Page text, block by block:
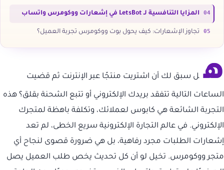
04 المزايا التنافسية لـ LetsBot في إشعارات ووكومرس واتساب
05 تجاوز الإشعارات: كيف يحول بوت ووكومرس تجربة العميل؟
ه ل سبق لك أن اشتريت منتجًا عبر الإنترنت ثم قضيت
الساعات التالية تتفقد بريدك الإلكتروني أو تتبع الشحنة بقلق؟ هذه
التجربة الشائعة هي كابوس لعملائك، وتكلفة باهظة لمتجرك
الإلكتروني. في عالم التجارة الإلكترونية سريع الخطى، لم تعد
إشعارات الطلبات مجرد رفاهية، بل هي ضرورة قصوى لنجاح أي
متجر ووكومرس. تخيل لو أن كل تحديث يخص طلب العميل يصل